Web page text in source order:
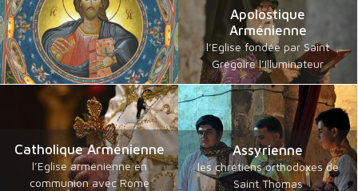
Apolostique
Arménienne
l’Eglise fondée par Saint
Grégoire l’Illuminateur
Catholique Arménienne
l’Eglise arménienne en
communion avec Rome
Assyrienne
les chrétiens orthodoxes de
Saint Thomas